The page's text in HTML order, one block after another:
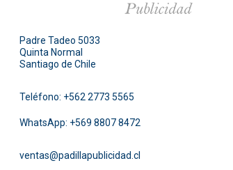
Padre Tadeo 5033
Quinta Normal
Santiago de Chile
Teléfono: +562 2773 5565
WhatsApp: +569 8807 8472
ventas@padillapublicidad.cl